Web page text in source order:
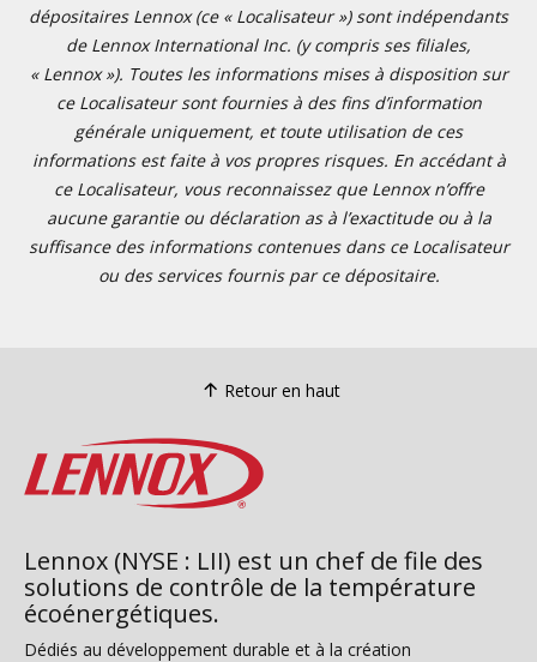
dépositaires Lennox (ce « Localisateur ») sont indépendants
de Lennox International Inc. (y compris ses filiales,
« Lennox »). Toutes les informations mises à disposition sur
ce Localisateur sont fournies à des fins d’information
générale uniquement, et toute utilisation de ces
informations est faite à vos propres risques. En accédant à
ce Localisateur, vous reconnaissez que Lennox n’offre
aucune garantie ou déclaration as à l’exactitude ou à la
suffisance des informations contenues dans ce Localisateur
ou des services fournis par ce dépositaire.
Retour en haut
Lennox (NYSE : LII) est un chef de file des
solutions de contrôle de la température
écoénergétiques.
Dédiés au développement durable et à la création